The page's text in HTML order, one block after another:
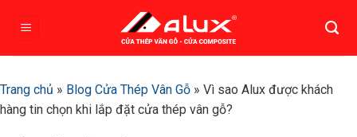
Trang chủ » Blog Cửa Thép Vân Gỗ » Vì sao Alux được khách
hàng tin chọn khi lắp đặt cửa thép vân gỗ?